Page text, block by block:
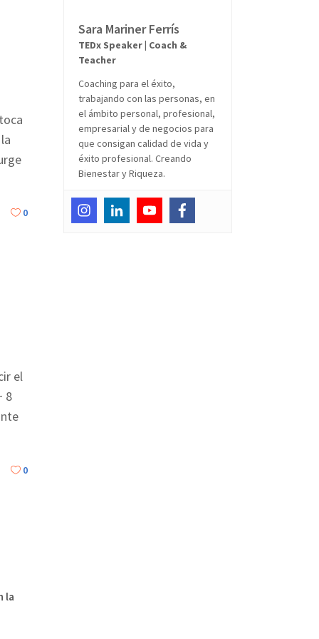
0
el
8
0
la
Sara Mariner Ferrís
TEDx Speaker | Coach &
Teacher
Coaching para el éxito,
trabajando con las personas, en
el ámbito personal, profesional,
empresarial y de negocios para
que consigan calidad de vida y
éxito profesional. Creando
Bienestar y Riqueza.